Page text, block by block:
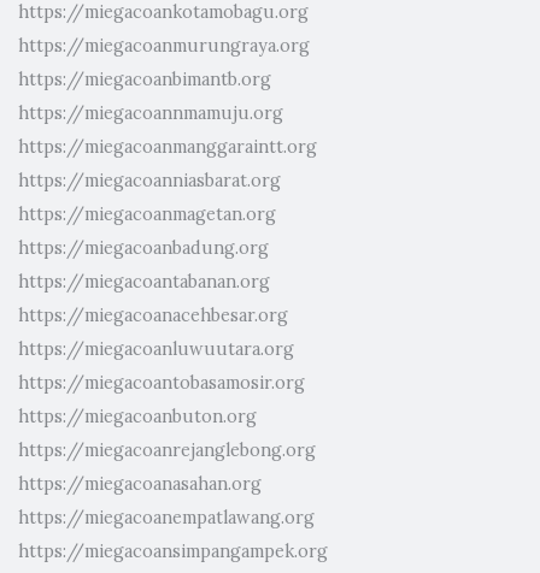
https://miegacoankotamobagu.org
https://miegacoanmurungraya.org
https://miegacoanbimantb.org
https://miegacoannmamuju.org
https://miegacoanmanggaraintt.org
https://miegacoanniasbarat.org
https://miegacoanmagetan.org
https://miegacoanbadung.org
https://miegacoantabanan.org
https://miegacoanacehbesar.org
https://miegacoanluwuutara.org
https://miegacoantobasamosir.org
https://miegacoanbuton.org
https://miegacoanrejanglebong.org
https://miegacoanasahan.org
https://miegacoanempatlawang.org
https://miegacoansimpangampek.org